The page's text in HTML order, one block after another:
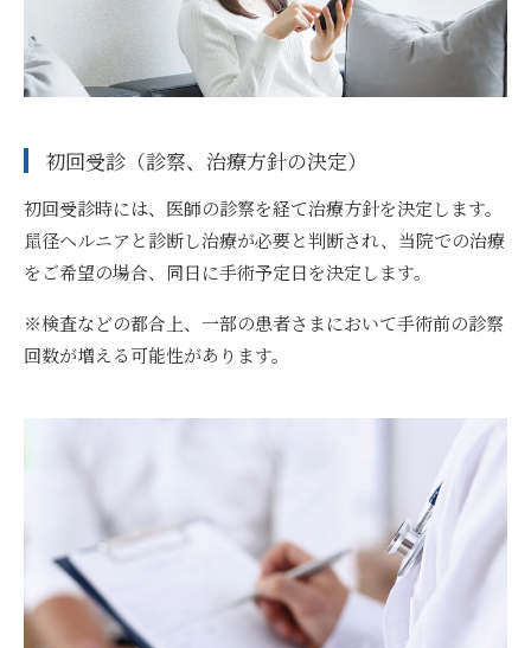
初回受診（診察、治療方針の決定）
初回受診時には、医師の診察を経て治療方針を決定します。
鼠径ヘルニアと診断し治療が必要と判断され、当院での治療
をご希望の場合、同日に手術予定日を決定します。
※検査などの都合上、一部の患者さまにおいて手術前の診察
回数が増える可能性があります。